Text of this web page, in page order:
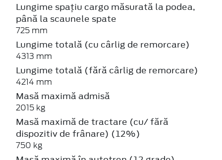
Lungime spațiu cargo măsurată la podea,
până la scaunele spate
725 mm
Lungime totală (cu cârlig de remorcare)
4313 mm
Lungime totală (fără cârlig de remorcare)
4214 mm
Masă maximă admisă
2015 kg
Masă maximă de tractare (cu/ fără
dispozitiv de frânare) (12%)
750 kg